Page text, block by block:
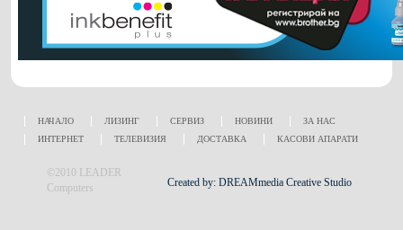
НАЧАЛО ЛИЗИНГ СЕРВИЗ НОВИНИ
ЗА НАС
ИНТЕРНЕТ
ТЕЛЕВИЗИЯ ДОСТАВКА КАСОВИ АПАРАТИ
Created by: DREAMmedia Creative Studio
©2010 LEADER
Computers